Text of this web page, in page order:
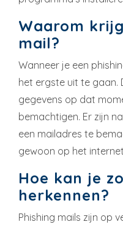
Waarom
mail?
Wanneer je een
het ergste uit te gaan.
gegevens op dat
bemachtigen. Er zijn
een mailadres te
gewoon op het
Hoe kan je
herkennen?
Phishing mails zijn op